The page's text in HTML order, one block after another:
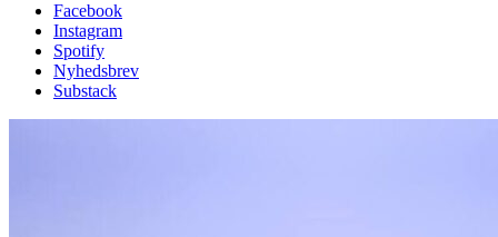
Facebook
Instagram
Spotify
Nyhedsbrev
Substack